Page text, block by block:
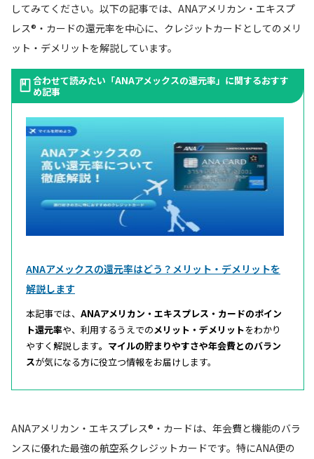
してみてください。以下の記事では、ANAアメリカン・エキスプ
レス®・カードの還元率を中心に、クレジットカードとしてのメリ
ット・デメリットを解説しています。
合わせて読みたい「ANAアメックスの還元率」に関するおすす
め記事
ANAアメックスの還元率はどう？メリット・デメリットを
解説します
本記事では、 ANAアメリカン・エキスプレス・カードのポイン
ト還元率や、利用するうえでのメリット・デメリットをわかり
やすく解説します。マイルの貯まりやすさや年会費とのバラン
スが気になる方に役立つ情報をお届けします。
ANAアメリカン・エキスプレス®・カードは、年会費と機能のバラ
ンスに優れた最強の航空系クレジットカードです。特にANA便の